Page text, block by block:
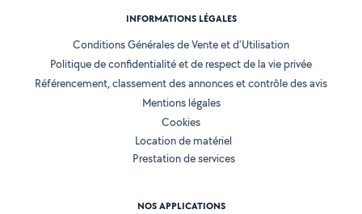
INFORMATIONS LÉGALES
Conditions Générales de Vente et d'Utilisation
Politique de confidentialité et de respect de la vie privée
Référencement, classement des annonces et contrôle des avis
Mentions légales
Cookies
Location de matériel
Prestation de services
NOS APPLICATIONS